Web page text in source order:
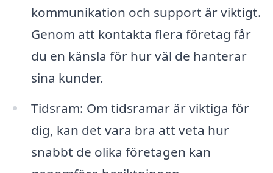
kommunikation och support är viktigt.
Genom att kontakta flera företag får
du en känsla för hur väl de hanterar
sina kunder.
Tidsram: Om tidsramar är viktiga för
dig, kan det vara bra att veta hur
snabbt de olika företagen kan